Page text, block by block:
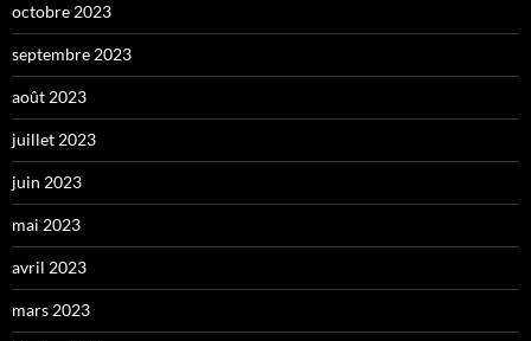
octobre 2023
septembre 2023
août 2023
juillet 2023
juin 2023
mai 2023
avril 2023
mars 2023